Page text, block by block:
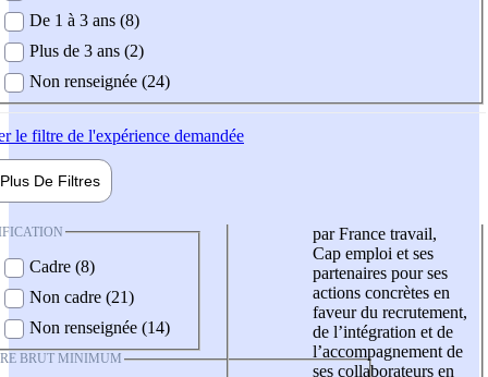
De 1 à 3 ans (8)
Plus de 3 ans (2)
Non renseignée (24)
le filtre de l'expérience demandée
Plus De Filtres
Cadre (8)
Non cadre (21)
Non renseignée (14)
BRUT MINIMUM
par France travail,
Cap emploi et ses
partenaires pour ses
actions concrètes en
faveur du recrutement,
de l’intégration et de
l’accompagnement de
ses collaborateurs en